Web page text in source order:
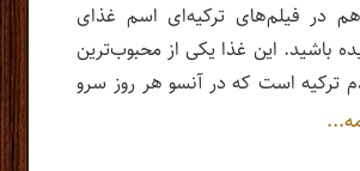
در فیلم‌های ترکیه‌ای اسم غذای
باشید. این غذا یکی از محبوب‌ترین
ترکیه است که در آنسو هر روز سرو